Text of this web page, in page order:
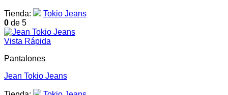
Tienda:
Tokio Jeans
0 de 5
Vista Rápida
Pantalones
Jean Tokio Jeans